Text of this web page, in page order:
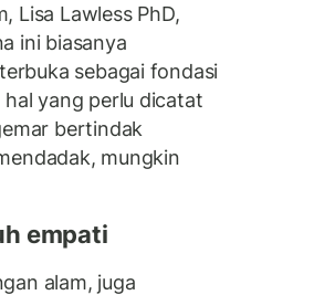
Lisa Lawless PhD,
ini biasanya
sebagai fondasi
yang perlu dicatat
bertindak
mungkin
empati
alam, juga